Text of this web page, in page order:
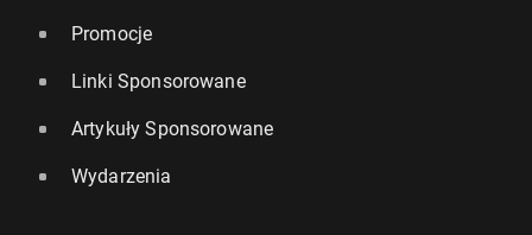
Promocje
Linki Sponsorowane
Artykuły Sponsorowane
Wydarzenia